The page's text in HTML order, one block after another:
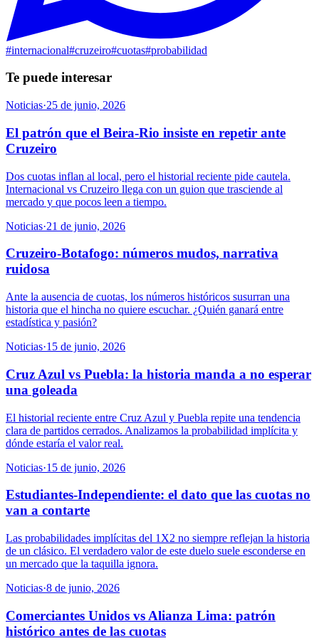
#internacional#cruzeiro#cuotas#probabilidad
Te puede interesar
Noticias·25 de junio, 2026
El patrón que el Beira-Rio insiste en repetir ante
Cruzeiro
Dos cuotas inflan al local, pero el historial reciente pide cautela.
Internacional vs Cruzeiro llega con un guion que trasciende al
mercado y que pocos leen a tiempo.
Noticias·21 de junio, 2026
Cruzeiro-Botafogo: números mudos, narrativa
ruidosa
Ante la ausencia de cuotas, los números históricos susurran una
historia que el hincha no quiere escuchar. ¿Quién ganará entre
estadística y pasión?
Noticias·15 de junio, 2026
Cruz Azul vs Puebla: la historia manda a no esperar
una goleada
El historial reciente entre Cruz Azul y Puebla repite una tendencia
clara de partidos cerrados. Analizamos la probabilidad implícita y
dónde estaría el valor real.
Noticias·15 de junio, 2026
Estudiantes-Independiente: el dato que las cuotas no
van a contarte
Las probabilidades implícitas del 1X2 no siempre reflejan la historia
de un clásico. El verdadero valor de este duelo suele esconderse en
un mercado que la taquilla ignora.
Noticias·8 de junio, 2026
Comerciantes Unidos vs Alianza Lima: patrón
histórico antes de las cuotas